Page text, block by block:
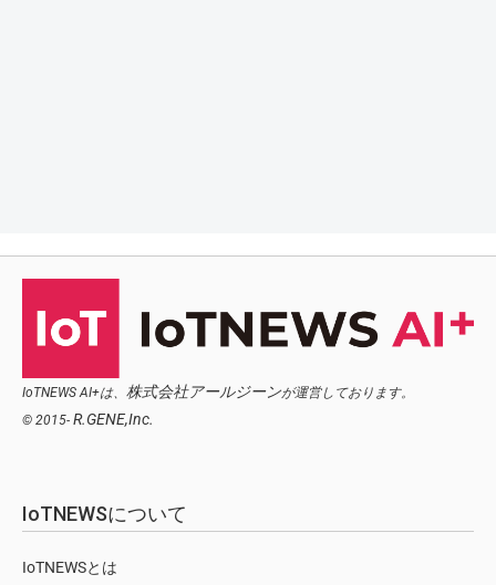
IoTNEWS AI+は、 株式会社アールジーンが運営しております。
© 2015- R.GENE,Inc.
IoTNEWSについて
IoTNEWSとは